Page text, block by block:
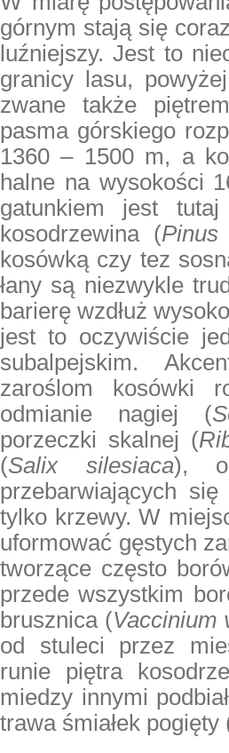
górnym stają się
luźniejszy. Jest to
granicy lasu,
zwane także
pasma górskiego
1360 – 1500 m, a
halne na wysokości
gatunkiem jest
kosodrzewina (Pinus
kosówką czy tez
łany są niezwykle
barierę wzdłuż
jest to oczywiście
subalpejskim.
zaroślom kosówki
odmianie nagiej (
porzeczki skalnej (
(Salix silesiaca), o
przebarwiających
tylko krzewy. W
uformować gęstych
tworzące często
przede wszystkim
brusznica (Vaccinium
od stuleci przez
runie piętra
miedzy innymi
trawa śmiałek pogięty